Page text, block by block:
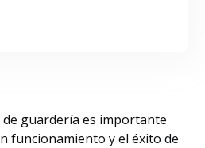
guardería es importante
funcionamiento y el éxito de